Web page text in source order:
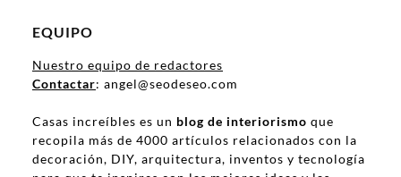
EQUIPO
Nuestro equipo de redactores
Contactar: angel@seodeseo.com
Casas increíbles es un blog de interiorismo que
recopila más de 4000 artículos relacionados con la
decoración, DIY, arquitectura, inventos y tecnología